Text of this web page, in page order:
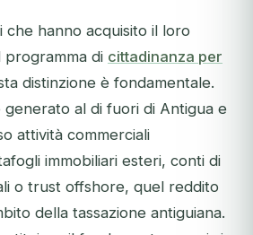
che hanno acquisito il loro
di cittadinanza per
distinzione è fondamentale.
generato al di fuori di Antigua e
attività commerciali
immobiliari esteri, conti di
o trust offshore, quel reddito
della tassazione antiguiana.